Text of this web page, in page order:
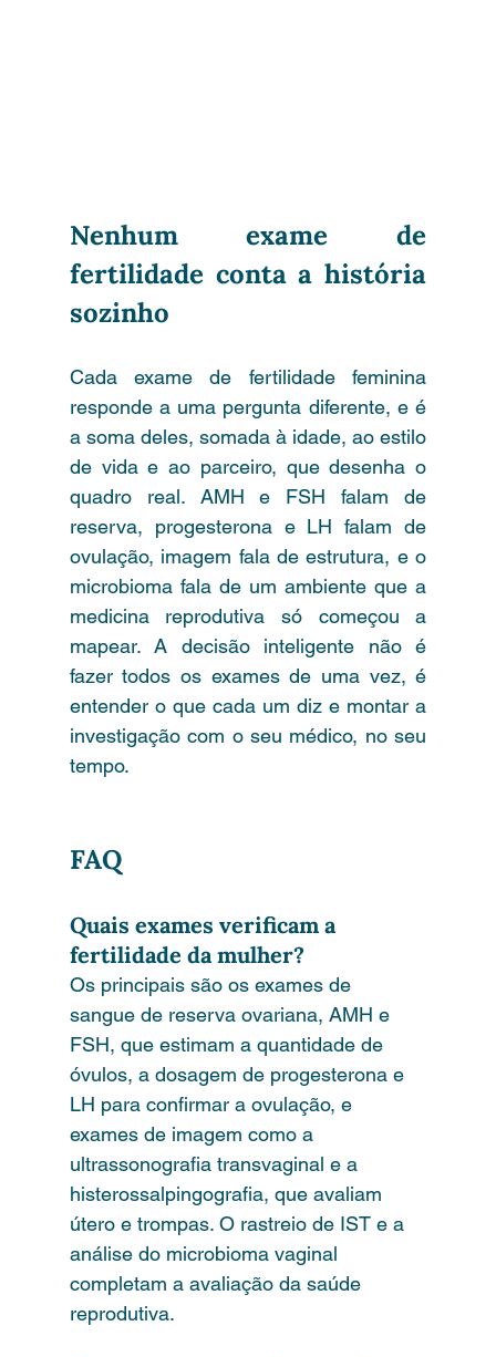
Nenhum exame de
fertilidade conta a história
sozinho
Cada exame de fertilidade feminina
responde a uma pergunta diferente, e é
a soma deles, somada à idade, ao estilo
de vida e ao parceiro, que desenha o
quadro real. AMH e FSH falam de
reserva, progesterona e LH falam de
ovulação, imagem fala de estrutura, e o
microbioma fala de um ambiente que a
medicina reprodutiva só começou a
mapear. A decisão inteligente não é
fazer todos os exames de uma vez, é
entender o que cada um diz e montar a
investigação com o seu médico, no seu
tempo.
FAQ
Quais exames verificam a
fertilidade da mulher?
Os principais são os exames de
sangue de reserva ovariana, AMH e
FSH, que estimam a quantidade de
óvulos, a dosagem de progesterona e
LH para confirmar a ovulação, e
exames de imagem como a
ultrassonografia transvaginal e a
histerossalpingografia, que avaliam
útero e trompas. O rastreio de IST e a
análise do microbioma vaginal
completam a avaliação da saúde
reprodutiva.